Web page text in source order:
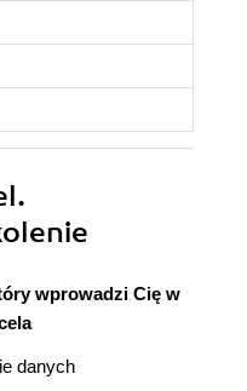
wprowadzi Cię w
danych